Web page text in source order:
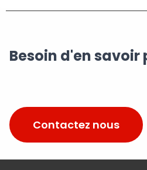
Besoin d'en savoir
Contactez nous